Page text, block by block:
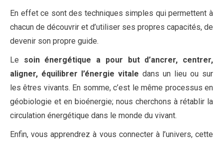
En effet ce sont des techniques simples qui permettent à
chacun de découvrir et d’utiliser ses propres capacités, de
devenir son propre guide.
Le soin énergétique a pour but d’ancrer, centrer,
aligner, équilibrer l’énergie vitale dans un lieu ou sur
les êtres vivants. En somme, c’est le même processus en
géobiologie et en bioénergie; nous cherchons à rétablir la
circulation énergétique dans le monde du vivant.
Enfin, vous apprendrez à vous connecter à l’univers, cette